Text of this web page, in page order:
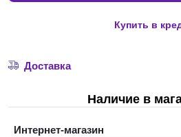
Купить в
Доставка
Наличие в
Интернет-магазин